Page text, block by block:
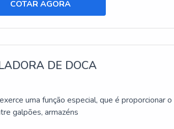
COTAR AGORA
DE DOCA
uma função especial, que é proporcionar o
galpões, armazéns